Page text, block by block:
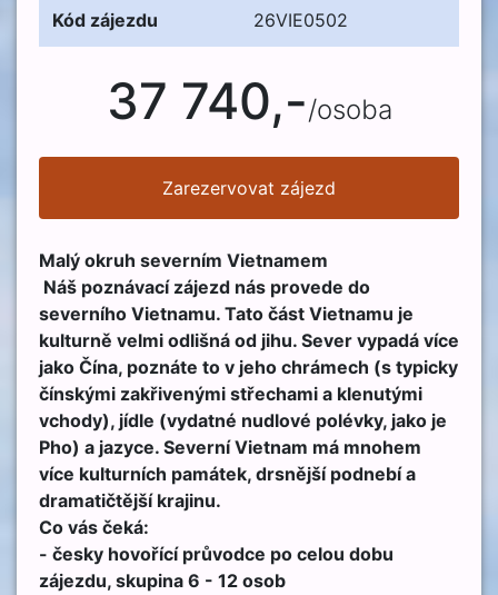
Kód zájezdu 26VIE0502
37 740,-/osoba
Zarezervovat zájezd
Malý okruh severním Vietnamem
Náš poznávací zájezd nás provede do
severního Vietnamu. Tato část Vietnamu je
kulturně velmi odlišná od jihu. Sever vypadá více
jako Čína, poznáte to v jeho chrámech (s typicky
čínskými zakřivenými střechami a klenutými
vchody), jídle (vydatné nudlové polévky, jako je
Pho) a jazyce. Severní Vietnam má mnohem
více kulturních památek, drsnější podnebí a
dramatičtější krajinu.
Co vás čeká:
- česky hovořící průvodce po celou dobu
zájezdu, skupina 6 - 12 osob